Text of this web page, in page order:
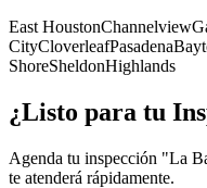
East HoustonChannelview
CityCloverleafPasadena
ShoreSheldonHighlands
¿Listo para tu
Agenda tu inspección "La
te atenderá rápidamente.